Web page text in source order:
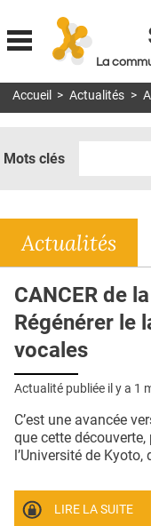
La
MON COMPTE
DOSSIERS
RÉSEAUX
E-REVUE SAD
THÉMA
L'APP
PUBLICITÉ
CONTACT
Accueil > Actualités >
Mots clés
Actualités
CANCER de
Régénérer le
vocales
Actualité publiée il y a 1
C’est une avancée
que cette
l’Université de
LIRE LA SUITE